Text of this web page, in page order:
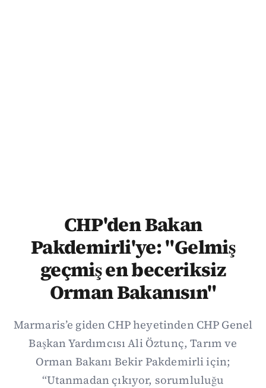
CHP'den Bakan
Pakdemirli'ye: "Gelmiş
geçmiş en beceriksiz
Orman Bakanısın"
Marmaris’e giden CHP heyetinden CHP Genel
Başkan Yardımcısı Ali Öztunç, Tarım ve
Orman Bakanı Bekir Pakdemirli için;
“Utanmadan çıkıyor, sorumluluğu